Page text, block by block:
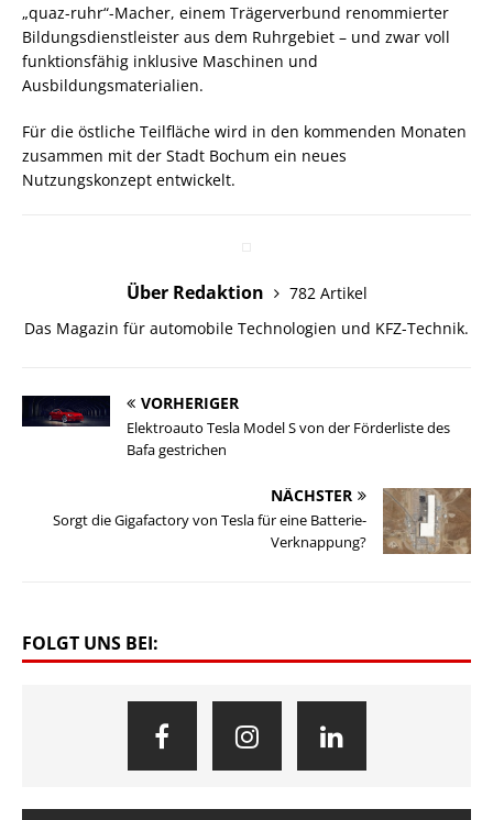
„quaz-ruhr“-Macher, einem Trägerverbund renommierter
Bildungsdienstleister aus dem Ruhrgebiet – und zwar voll
funktionsfähig inklusive Maschinen und
Ausbildungsmaterialien.
Für die östliche Teilfläche wird in den kommenden Monaten
zusammen mit der Stadt Bochum ein neues
Nutzungskonzept entwickelt.
Über Redaktion
782 Artikel
Das Magazin für automobile Technologien und KFZ-Technik.
VORHERIGER
Elektroauto Tesla Model S von der Förderliste des
Bafa gestrichen
NÄCHSTER
Sorgt die Gigafactory von Tesla für eine Batterie-
Verknappung?
FOLGT UNS BEI: